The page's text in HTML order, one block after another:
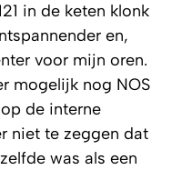
in de keten klonk
en,
voor mijn oren.
mogelijk nog NOS
op de interne
niet te zeggen dat
was als een